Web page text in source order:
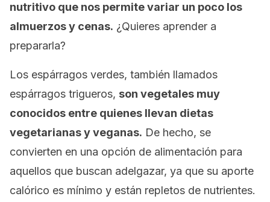
nutritivo que nos permite variar un poco los
almuerzos y cenas. ¿Quieres aprender a
prepararla?
Los espárragos verdes, también llamados
espárragos trigueros, son vegetales muy
conocidos entre quienes llevan dietas
vegetarianas y veganas. De hecho, se
convierten en una opción de alimentación para
aquellos que buscan adelgazar, ya que su aporte
calórico es mínimo y están repletos de nutrientes.